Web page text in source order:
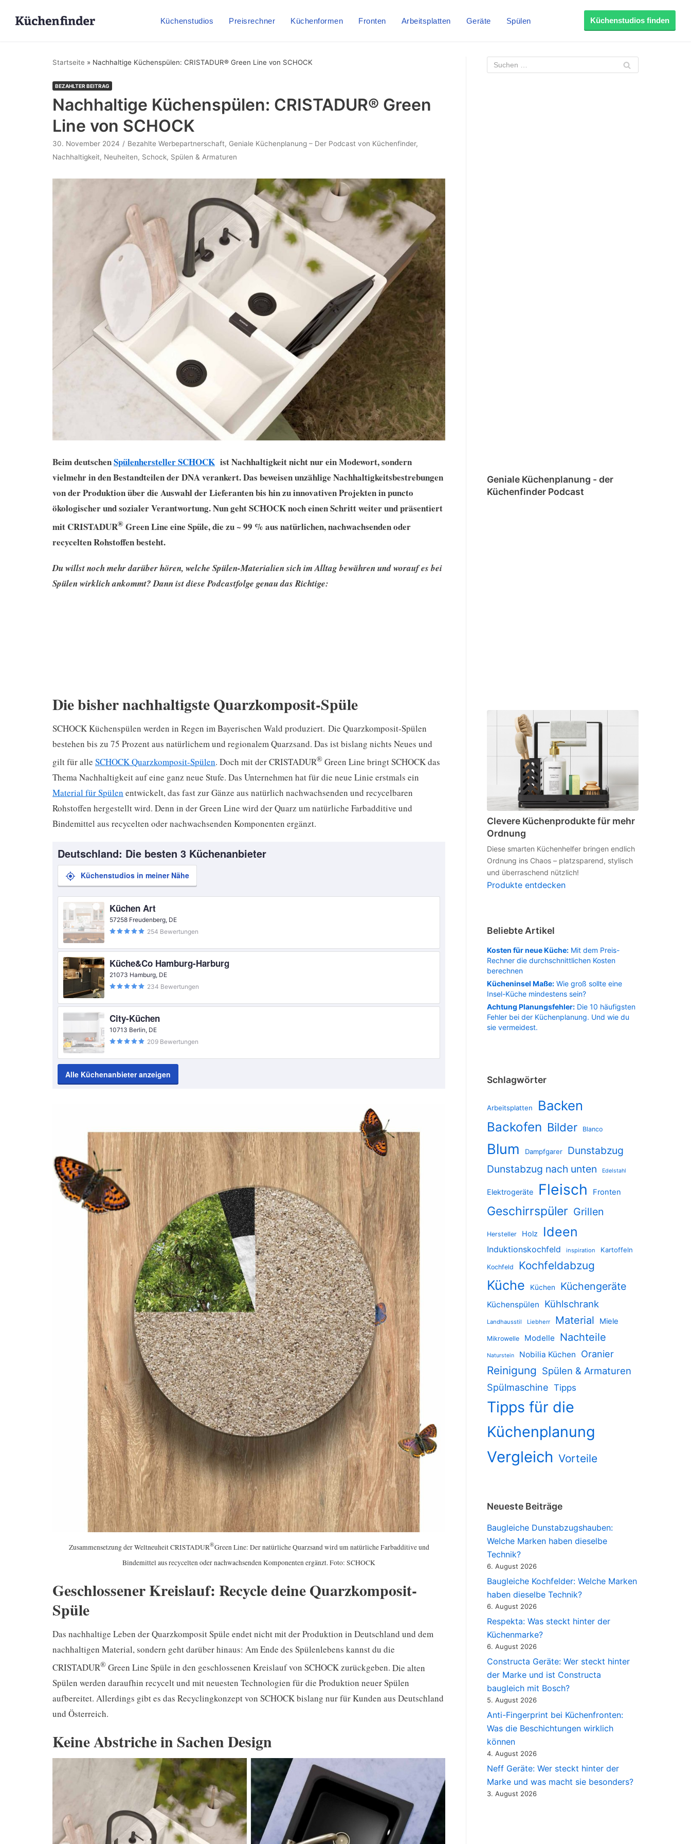
Küchenstudios Preisrechner Küchenformen Fronten Arbeitsplatten Geräte Spülen Küchenstudios finden
Startseite » Nachhaltige Küchenspülen: CRISTADUR® Green Line von SCHOCK
BEZAHLTER BEITRAG
Nachhaltige Küchenspülen: CRISTADUR® Green
Line von SCHOCK
30. November 2024 Bezahlte Werbepartnerschaft, Geniale Küchenplanung – Der Podcast von Küchenfinder,
Nachhaltigkeit, Neuheiten, Schock, Spülen & Armaturen
Beim deutschenSpülenhersteller SCHOCK ist Nachhaltigkeit nicht nur ein Modewort, sondern
vielmehr in den Bestandteilen der DNA verankert. Das beweisen unzählige Nachhaltigkeitsbestrebungen
von der Produktion über die Auswahl der Lieferanten bis hin zu innovativen Projekten in puncto
ökologischer und sozialer Verantwortung. Nun geht SCHOCK noch einen Schritt weiter und präsentiert
mit CRISTADUR®Green Line eine Spüle, die zu ~ 99 % aus natürlichen, nachwachsenden oder
recycelten Rohstoffen besteht.
Du willst noch mehr darüber hören, welche Spülen-Materialien sich im Alltag bewähren und worauf es bei
Spülen wirklich ankommt? Dann ist diese Podcastfolge genau das Richtige:
Die bisher nachhaltigste Quarzkomposit-Spüle
SCHOCK Küchenspülen werden in Regen im Bayerischen Wald produziert. Die Quarzkomposit-Spülen
bestehen bis zu 75 Prozent aus natürlichem und regionalem Quarzsand. Das ist bislang nichts Neues und
gilt für alle SCHOCK Quarzkomposit-Spülen. Doch mit der CRISTADUR® Green Line bringt SCHOCK das
Thema Nachhaltigkeit auf eine ganz neue Stufe. Das Unternehmen hat für die neue Linie erstmals ein
Material für Spülen entwickelt, das fast zur Gänze aus natürlich nachwachsenden und recycelbaren
Rohstoffen hergestellt wird. Denn in der Green Line wird der Quarz um natürliche Farbadditive und
Bindemittel aus recycelten oder nachwachsenden Komponenten ergänzt.
Deutschland: Die besten 3 Küchenanbieter
Küchenstudios in meiner Nähe
Küchen Art
57258 Freudenberg, DE
254 Bewertungen
Küche&Co Hamburg-Harburg
21073 Hamburg, DE
234 Bewertungen
City-Küchen
10713 Berlin, DE
209 Bewertungen
Alle Küchenanbieter anzeigen
Zusammensetzung der WeltneuheitCRISTADUR®Green Line: Der natürliche Quarzsand wird um natürliche Farbadditive und
Bindemittel aus recycelten oder nachwachsenden Komponenten ergänzt. Foto: SCHOCK
Geschlossener Kreislauf: Recycle deine Quarzkomposit-
Spüle
Das nachhaltige Leben der Quarzkomposit Spüle endet nicht mit der Produktion in Deutschland und dem
nachhaltigen Material, sondern geht darüber hinaus: Am Ende des Spülenlebens kannst du die
CRISTADUR® Green Line Spüle in den geschlossenen Kreislauf von SCHOCK zurückgeben. Die alten
Spülen werden daraufhin recycelt und mit neuesten Technologien für die Produktion neuer Spülen
aufbereitet. Allerdings gibt es das Recyclingkonzept von SCHOCK bislang nur für Kunden aus Deutschland
und Österreich.
Keine Abstriche in Sachen Design
Geniale Küchenplanung - der
Küchenfinder Podcast
Clevere Küchenprodukte für mehr
Ordnung
Diese smarten Küchenhelfer bringen endlich
Ordnung ins Chaos – platzsparend, stylisch
und überraschend nützlich!
Produkte entdecken
Beliebte Artikel
Kosten für neue Küche: Mit dem Preis-
Rechner die durchschnittlichen Kosten
berechnen
Kücheninsel Maße: Wie groß sollte eine
Insel-Küche mindestens sein?
Achtung Planungsfehler: Die 10 häufigsten
Fehler bei der Küchenplanung. Und wie du
sie vermeidest.
Schlagwörter
Arbeitsplatten Backen
Backofen Bilder Blanco
Blum Dampfgarer
Dunstabzug
Dunstabzug nach unten
Edelstahl
Elektrogeräte Fleisch Fronten
Geschirrspüler Grillen
Hersteller Holz Ideen
Induktionskochfeld inspiration Kartoffeln
Kochfeld Kochfeldabzug
Küche Küchen Küchengeräte
Küchenspülen Kühlschrank
Landhausstil Liebherr Material Miele
Mikrowelle Modelle Nachteile
Naturstein Nobilia Küchen Oranier
Reinigung Spülen & Armaturen
Spülmaschine Tipps
Tipps für die
Küchenplanung
Vergleich Vorteile
Neueste Beiträge
Baugleiche Dunstabzugshauben:
Welche Marken haben dieselbe
Technik?
6. August 2026
Baugleiche Kochfelder: Welche Marken
haben dieselbe Technik?
6. August 2026
Respekta: Was steckt hinter der
Küchenmarke?
6. August 2026
Constructa Geräte: Wer steckt hinter
der Marke und ist Constructa
baugleich mit Bosch?
5. August 2026
Anti-Fingerprint bei Küchenfronten:
Was die Beschichtungen wirklich
können
4. August 2026
Neff Geräte: Wer steckt hinter der
Marke und was macht sie besonders?
3. August 2026